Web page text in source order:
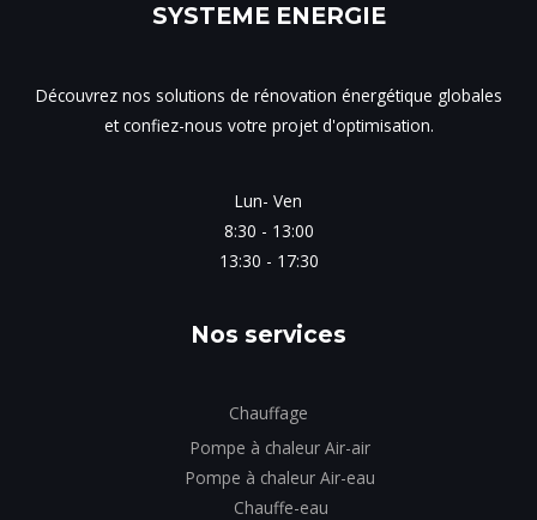
SYSTEME ENERGIE
Découvrez nos solutions de rénovation énergétique globales
et confiez-nous votre projet d'optimisation.
Lun- Ven
8:30 - 13:00
13:30 - 17:30
Nos services
Chauffage
Pompe à chaleur Air-air
Pompe à chaleur Air-eau
Chauffe-eau